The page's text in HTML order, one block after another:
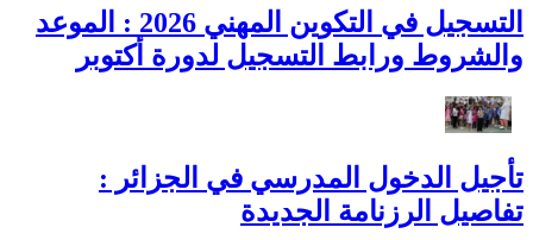
التسجيل في التكوين المهني 2026 : الموعد
والشروط ورابط التسجيل لدورة أكتوبر
تأجيل الدخول المدرسي في الجزائر :
تفاصيل الرزنامة الجديدة